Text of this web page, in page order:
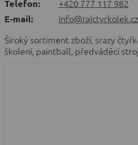
Telefon:
+420 777 117 982
E-mail:
info@rajctyrkolek.cz
Široký sortiment zboží, srazy
školení, paintball, předváděcí